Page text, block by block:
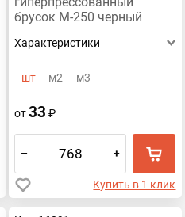
брусок М-250 черный
Характеристики
шт м2 м3
от33 ₽
– +
Купить в 1 клик